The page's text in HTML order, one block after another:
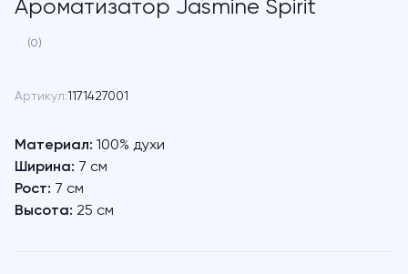
Ароматизатор Jasmine Spirit
(0)
Артикул:1171427001
Материал: 100% духи
Ширина: 7 см
Рост: 7 см
Высота: 25 см